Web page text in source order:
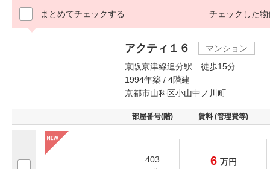
まとめてチェックする チェックした物
アクティ１６
マンション
京阪京津線追分駅 徒歩15分
1994年築 / 4階建
京都市山科区小山中ノ川町
部屋番号(階) 賃料 (管理費等)
403
6 万円